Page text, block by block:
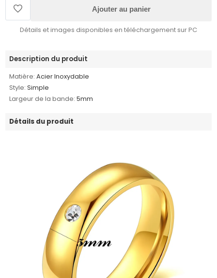
Ajouter au panier
Détails et images disponibles en téléchargement sur PC
Description du produit
Matière: Acier Inoxydable
Style: Simple
Largeur de la bande: 5mm
Détails du produit